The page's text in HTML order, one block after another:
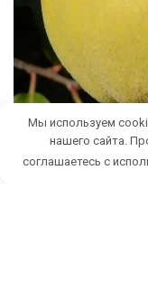
Мы используем
нашего сайта.
соглашаетесь с